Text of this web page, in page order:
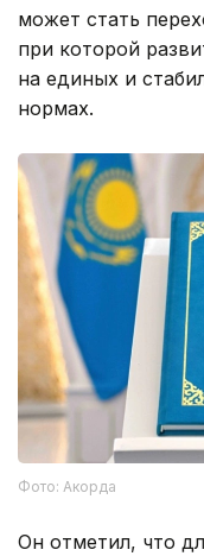
может стать
при которой
на единых и
нормах.
Фото: Акорда
Он отметил, что